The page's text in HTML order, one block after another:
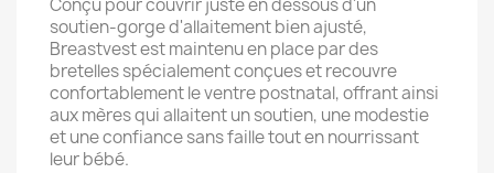
Conçu pour couvrir juste en dessous d'un
soutien-gorge d'allaitement bien ajusté,
Breastvest est maintenu en place par des
bretelles spécialement conçues et recouvre
confortablement le ventre postnatal, offrant ainsi
aux mères qui allaitent un soutien, une modestie
et une confiance sans faille tout en nourrissant
leur bébé.